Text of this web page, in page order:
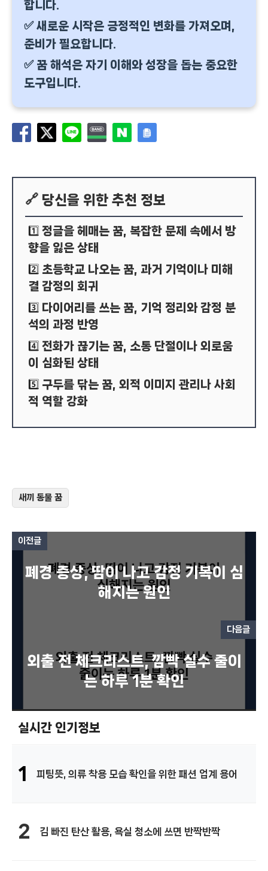
합니다.
✅ 새로운 시작은 긍정적인 변화를 가져오며,
준비가 필요합니다.
✅ 꿈 해석은 자기 이해와 성장을 돕는 중요한
도구입니다.
🔗 당신을 위한 추천 정보
1️⃣ 정글을 헤매는 꿈, 복잡한 문제 속에서 방
향을 잃은 상태
2️⃣ 초등학교 나오는 꿈, 과거 기억이나 미해
결 감정의 회귀
3️⃣
다이어리를 쓰는 꿈, 기억 정리와 감정 분
석의 과정 반영
4️⃣ 전화가 끊기는 꿈, 소통 단절이나 외로움
이 심화된 상태
5️⃣ 구두를 닦는 꿈, 외적 이미지 관리나 사회
적 역할 강화
새끼 동물 꿈
이전글
폐경 증상, 땀이 나고 감정 기복이 심
해지는 원인
다음글
외출 전 체크리스트, 깜빡 실수 줄이
는 하루 1분 확인
실시간 인기정보
1 피팅뜻, 의류 착용 모습 확인을 위한 패션 업계 용어
2 김 빠진 탄산 활용, 욕실 청소에 쓰면 반짝반짝